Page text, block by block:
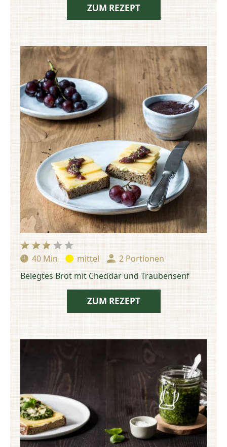
ZUM REZEPT
Zubereitungszeit:
40 Min Schwierigkeit:
mittel Portionen:
2 Portionen
Belegtes Brot mit Cheddar und Traubensenf
ZUM REZEPT